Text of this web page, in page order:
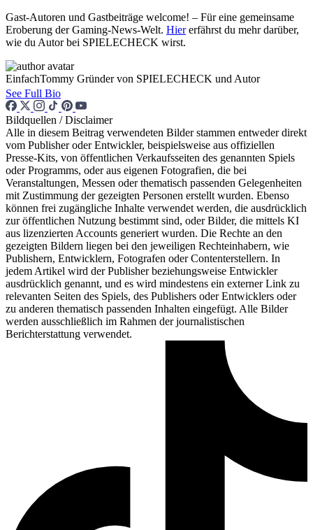
Gast-Autoren und Gastbeiträge welcome! – Für eine gemeinsame
Eroberung der Gaming-News-Welt. Hiererfährst du mehr darüber,
wie du Autor bei SPIELECHECK wirst.
EinfachTommy Gründer von SPIELECHECK und Autor
See Full Bio
Bildquellen / Disclaimer
Alle in diesem Beitrag verwendeten Bilder stammen entweder direkt
vom Publisher oder Entwickler, beispielsweise aus offiziellen
Presse-Kits, von öffentlichen Verkaufsseiten des genannten Spiels
oder Programms, oder aus eigenen Fotografien, die bei
Veranstaltungen, Messen oder thematisch passenden Gelegenheiten
mit Zustimmung der gezeigten Personen erstellt wurden. Ebenso
können frei zugängliche Inhalte verwendet werden, die ausdrücklich
zur öffentlichen Nutzung bestimmt sind, oder Bilder, die mittels KI
aus lizenzierten Accounts generiert wurden. Die Rechte an den
gezeigten Bildern liegen bei den jeweiligen Rechteinhabern, wie
Publishern, Entwicklern, Fotografen oder Contenterstellern. In
jedem Artikel wird der Publisher beziehungsweise Entwickler
ausdrücklich genannt, und es wird mindestens ein externer Link zu
relevanten Seiten des Spiels, des Publishers oder Entwicklers oder
zu anderen thematisch passenden Inhalten eingefügt. Alle Bilder
werden ausschließlich im Rahmen der journalistischen
Berichterstattung verwendet.